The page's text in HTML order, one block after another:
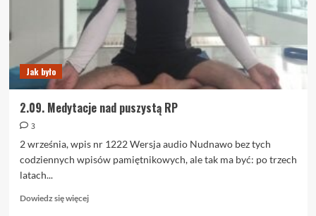
Jak było
2.09. Medytacje nad puszystą RP
3
2 września, wpis nr 1222 Wersja audio Nudnawo bez tych
codziennych wpisów pamiętnikowych, ale tak ma być: po trzech
latach...
Dowiedz się więcejDowiedz